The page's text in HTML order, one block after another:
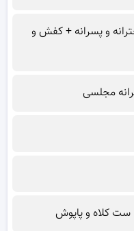
و پسرانه + کفش و
مجلسی
ست کلاه و پاپوش